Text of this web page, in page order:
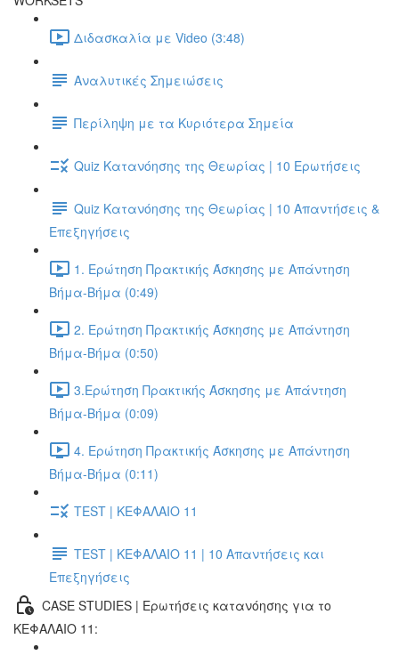
Διδασκαλία με Video (3:48)
Αναλυτικές Σημειώσεις
Περίληψη με τα Κυριότερα Σημεία
Quiz Κατανόησης της Θεωρίας | 10 Ερωτήσεις
Quiz Κατανόησης της Θεωρίας | 10 Απαντήσεις &
Επεξηγήσεις
1. Ερώτηση Πρακτικής Άσκησης με Απάντηση
Βήμα-Βήμα (0:49)
2. Ερώτηση Πρακτικής Άσκησης με Απάντηση
Βήμα-Βήμα (0:50)
3.Ερώτηση Πρακτικής Άσκησης με Απάντηση
Βήμα-Βήμα (0:09)
4. Ερώτηση Πρακτικής Άσκησης με Απάντηση
Βήμα-Βήμα (0:11)
TEST | ΚΕΦΑΛΑΙΟ 11
TEST | ΚΕΦΑΛΑΙΟ 11 | 10 Απαντήσεις και
Επεξηγήσεις
CASE STUDIES | Ερωτήσεις κατανόησης για το
ΚΕΦΑΛΑΙΟ 11: